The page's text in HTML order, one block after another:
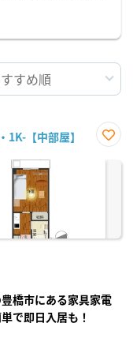
【中部屋】
に入
橋市にある家具家電
で即日入居も！